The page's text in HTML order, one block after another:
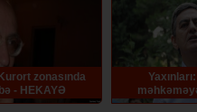
Yaxınları: Əli Kərimli
məhkəməyə aparılarkən
huşunu itirib